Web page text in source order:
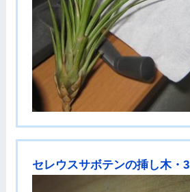
セレウスサボテンの挿し木・3